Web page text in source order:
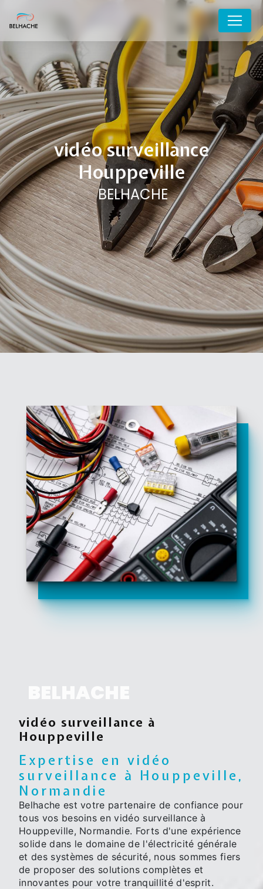
vidéo surveillance
Houppeville
BELHACHE
vidéo surveillance à
Houppeville
Expertise en vidéo
surveillance à Houppeville,
Normandie
Belhache est votre partenaire de confiance pour
tous vos besoins en vidéo surveillance à
Houppeville, Normandie. Forts d'une expérience
solide dans le domaine de l'électricité générale
et des systèmes de sécurité, nous sommes fiers
de proposer des solutions complètes et
innovantes pour votre tranquillité d'esprit.